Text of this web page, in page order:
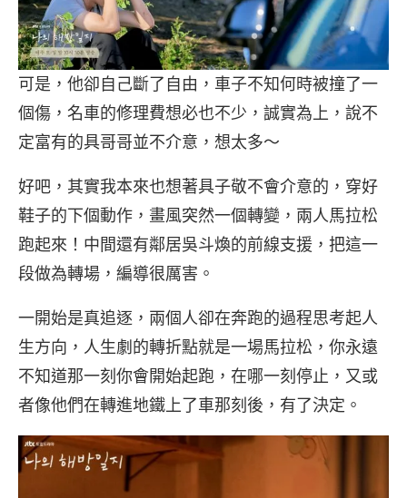
可是，他卻自己斷了自由，車子不知何時被撞了一
個傷，名車的修理費想必也不少，誠實為上，說不
定富有的具哥哥並不介意，想太多～
好吧，其實我本來也想著具子敬不會介意的，穿好
鞋子的下個動作，畫風突然一個轉變，兩人馬拉松
跑起來！中間還有鄰居吳斗煥的前線支援，把這一
段做為轉場，編導很厲害。
一開始是真追逐，兩個人卻在奔跑的過程思考起人
生方向，人生劇的轉折點就是一場馬拉松，你永遠
不知道那一刻你會開始起跑，在哪一刻停止，又或
者像他們在轉進地鐵上了車那刻後，有了決定。